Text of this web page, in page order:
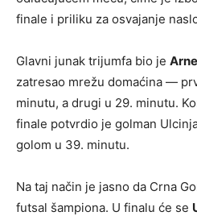
finale i priliku za osvajanje
Glavni junak trijumfa bio je
zatresao mrežu domaćina —
minutu, a drugi u 29. minutu.
finale potvrdio je golman
golom u 39. minutu.
Na taj način je jasno da Crna
futsal šampiona. U finalu će se